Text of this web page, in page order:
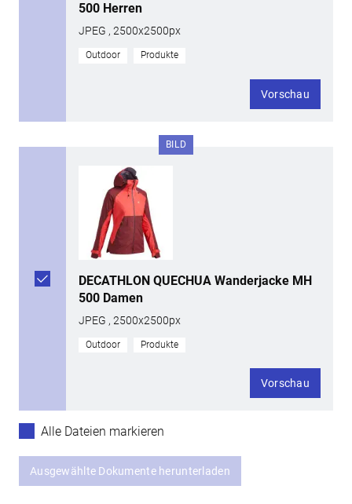
500 Herren
JPEG , 2500x2500px
Outdoor Produkte
Vorschau
BILD
DECATHLON QUECHUA Wanderjacke MH
500 Damen
JPEG , 2500x2500px
Outdoor Produkte
Vorschau
Alle Dateien markieren
Ausgewählte Dokumente herunterladen